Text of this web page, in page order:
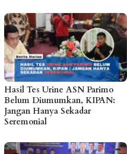
Hasil Tes Urine ASN Parimo
Belum Diumumkan, KIPAN:
Jangan Hanya Sekadar
Seremonial